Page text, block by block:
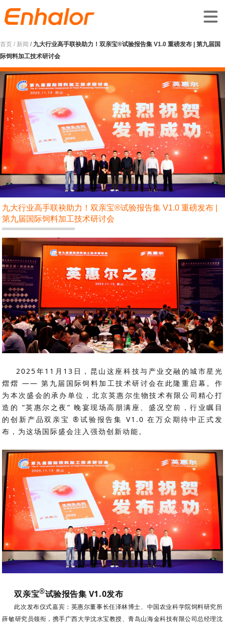
首页 / 新闻 / 九大行业高手联袂助力！双亲宝®试验报告集 V1.0 重磅发布 | 第九届国
际饲料加工技术研讨会
九大行业高手联袂助力！双亲宝®试验报告集 V1.0 重磅发布 |
第九届国际饲料加工技术研讨会
2025年11月13日，昆山这座科技与产业交融的城市星光
熠熠 —— 第九届国际饲料加工技术研讨会在此隆重启幕。作
为本次盛会的承办单位，北京英惠尔生物技术有限公司精心打
造的 “英惠尔之夜” 晚宴现场高朋满座、盛况空前，行业瞩目
的创新产品双亲宝 ®试验报告集 V1.0 在万众期待中正式发
布，为这场国际盛会注入强劲创新动能。
双亲宝®试验报告集 V1.0发布
此次发布仪式嘉宾：英惠尔董事长任泽林博士、中国农业科学院饲料研究所
薛敏研究员领衔，携手广西大学沈水宝教授、青岛山海金科技有限公司总经理沈